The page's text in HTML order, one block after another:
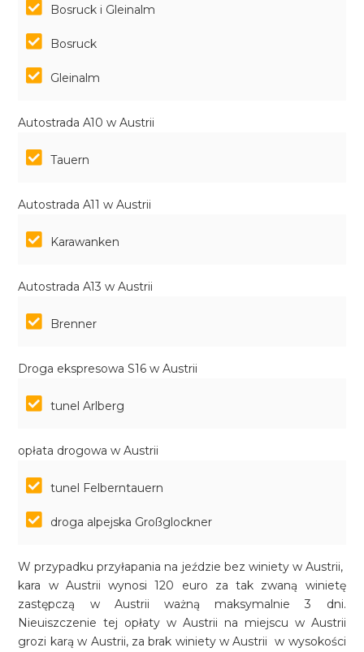
Bosruck i Gleinalm
Bosruck
Gleinalm
Autostrada A10 w Austrii
Tauern
Autostrada A11 w Austrii
Karawanken
Autostrada A13 w Austrii
Brenner
Droga ekspresowa S16 w Austrii
tunel Arlberg
opłata drogowa w Austrii
tunel Felberntauern
droga alpejska Großglockner
W przypadku przyłapania na jeździe bez winiety w Austrii,
kara w Austrii wynosi 120 euro za tak zwaną winietę
zastępczą w Austrii ważną maksymalnie 3 dni.
Nieuiszczenie tej opłaty w Austrii na miejscu w Austrii
grozi karą w Austrii, za brak winiety w Austrii w wysokości